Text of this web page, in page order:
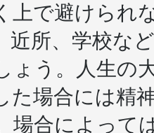
人
間
関
係
を
良
く
す
に
上で避けられ
近所、学校な
ょう。人生の
た場合には精
場合によって